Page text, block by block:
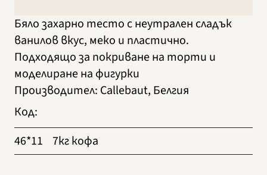
Бяло захарно тесто с неутрален сладък
ванилов вкус, меко и пластично.
Подходящо за покриване на торти и
моделиране на фигурки
Производител: Callebaut, Белгия
Код:
46*11
7кг кофа